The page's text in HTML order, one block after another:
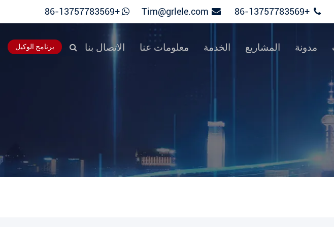
+86-13757783569
Tim@grlele.com
+86-13757783569
مدونة المشاريع الخدمة معلومات عنا الاتصال بنا برنامج الوكيل